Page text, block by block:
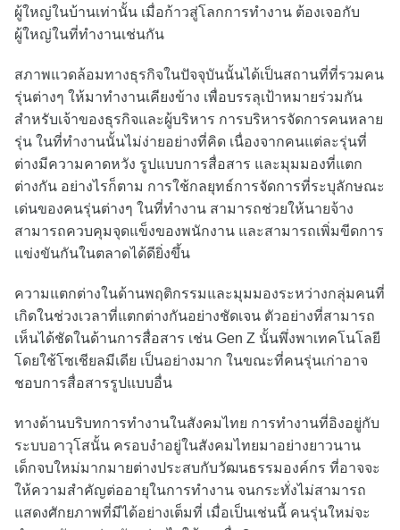
ผู้ใหญ่ในบ้านเท่านั้น เมื่อก้าวสู่โลกการทำงาน ต้องเจอกับ
ผู้ใหญ่ในที่ทำงานเช่นกัน
สภาพแวดล้อมทางธุรกิจในปัจจุบันนั้นได้เป็นสถานที่ที่รวมคน
รุ่นต่างๆ ให้มาทำงานเคียงข้าง เพื่อบรรลุเป้าหมายร่วมกัน
สำหรับเจ้าของธุรกิจและผู้บริหาร การบริหารจัดการคนหลาย
รุ่น ในที่ทำงานนั้นไม่ง่ายอย่างที่คิด เนื่องจากคนแต่ละรุ่นที่
ต่างมีความคาดหวัง รูปแบบการสื่อสาร และมุมมองที่แตก
ต่างกัน อย่างไรก็ตาม การใช้กลยุทธ์การจัดการที่ระบุลักษณะ
เด่นของคนรุ่นต่างๆ ในที่ทำงาน สามารถช่วยให้นายจ้าง
สามารถควบคุมจุดแข็งของพนักงาน และสามารถเพิ่มขีดการ
แข่งขันกันในตลาดได้ดียิ่งขึ้น
ความแตกต่างในด้านพฤติกรรมและมุมมองระหว่างกลุ่มคนที่
เกิดในช่วงเวลาที่แตกต่างกันอย่างชัดเจน ตัวอย่างที่สามารถ
เห็นได้ชัดในด้านการสื่อสาร เช่น Gen Z นั้นพึ่งพาเทคโนโลยี
โดยใช้โซเชียลมีเดีย เป็นอย่างมาก ในขณะที่คนรุ่นเก่าอาจ
ชอบการสื่อสารรูปแบบอื่น
ทางด้านบริบทการทำงานในสังคมไทย การทำงานที่อิงอยู่กับ
ระบบอาวุโสนั้น ครอบงำอยู่ในสังคมไทยมาอย่างยาวนาน
เด็กจบใหม่มากมายต่างประสบกับวัฒนธรรมองค์กร ที่อาจจะ
ให้ความสำคัญต่ออายุในการทำงาน จนกระทั่งไม่สามารถ
แสดงศักยภาพที่มีได้อย่างเต็มที่ เมื่อเป็นเช่นนี้ คนรุ่นใหม่จะ